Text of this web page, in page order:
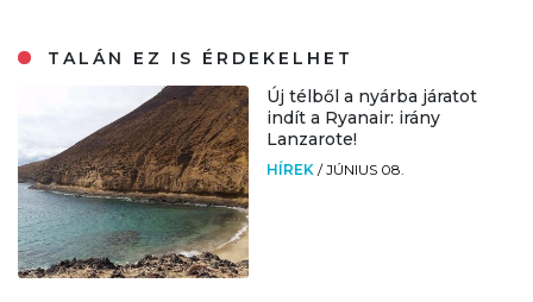
TALÁN EZ IS ÉRDEKELHET
Új télből a nyárba járatot
indít a Ryanair: irány
Lanzarote!
HÍREK /JÚNIUS 08.